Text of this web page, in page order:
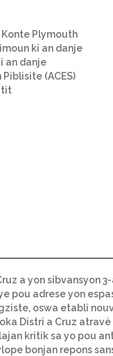
Plymouth
ki an danje
an danje
(ACES)
a yon sibvansyon
pou adrese yon
oswa etabli
Distri a Cruz
kritik sa yo pou
bonjan repons